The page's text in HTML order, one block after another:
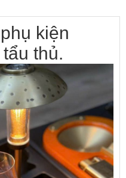
kiện
thủ.